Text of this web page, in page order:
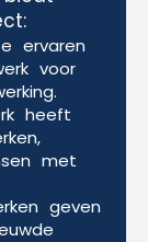
ervaren
voor
heeft
met
geven